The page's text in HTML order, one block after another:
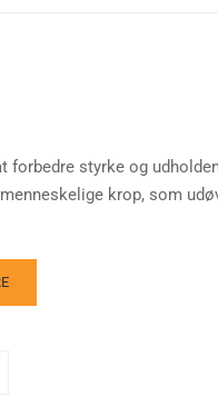
styrke og
krop, som